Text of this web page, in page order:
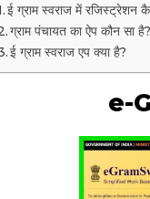
ई ग्राम स्वराज में रजिस्ट्रेशन
ग्राम पंचायत का ऐप कौन सा है?
ई ग्राम स्वराज एप क्या है?
e-